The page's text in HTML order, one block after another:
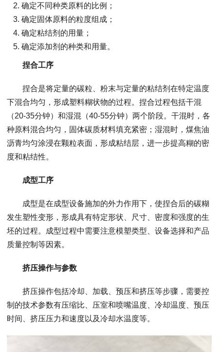
确定不同种类原料的比例；
确定固体原料的粒度组成；
确定粘结剂的用量；
确定添加剂的种类和用量。
捏合工序
捏合是将定量的碳粒、粉末与定量的粘结剂在特定温度
下混合均匀，形成塑料糊状物的过程。捏合过程包括干混
（20-35分钟）和湿混（40-55分钟）两个阶段。干混时，各
种原料混合均匀，固体碳质材料填充紧密；湿混时，煤焦油
沥青均匀涂浸在颗粒表面，形成粘结层，进一步提高糊的密
度和粘结性。
成型工序
成型是在成型设备施加的外力作用下，使捏合后的碳糊
发生塑性变形，形成具有特定形状、尺寸、密度和强度的生
坯的过程。成型过程中需要注意模塑类型、设备选择和产品
质量控制等因素。
挤压操作与参数
挤压操作包括冷却、加载、预压和挤压等步骤，需要控
制的技术参数有压缩比、压室和喷嘴温度、冷却温度、预压
时间、挤压压力和速度以及冷却水温度等。